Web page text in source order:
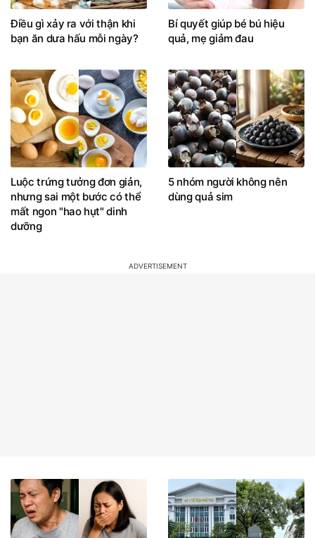
Điều gì xảy ra với thận khi
bạn ăn dưa hấu mỗi ngày?
Bí quyết giúp bé bú hiệu
quả, mẹ giảm đau
Luộc trứng tưởng đơn giản,
nhưng sai một bước có thể
mất ngon "hao hụt" dinh
dưỡng
5 nhóm người không nên
dùng quả sim